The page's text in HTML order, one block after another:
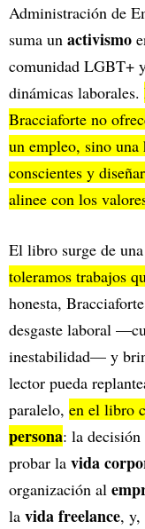
Administración de
suma un activismo
comunidad LGBT+
dinámicas laborales.
Bracciaforte no
un empleo, sino una
conscientes y
alinee con los
El libro surge de
toleramos trabajos
honesta,
desgaste laboral
inestabilidad— y
lector pueda
paralelo, en el libro
persona: la
probar la vida
organización al
la vida freelance, y,